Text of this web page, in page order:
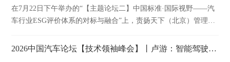
在7月22日下午举办的“【主题论坛二】中国标准·国际视野——汽
车行业ESG评价体系的对标与融合”上，责扬天下（北京）管理顾
2026中国汽车论坛【技术领袖峰会】丨卢游：智能驾驶赋能国际化车企